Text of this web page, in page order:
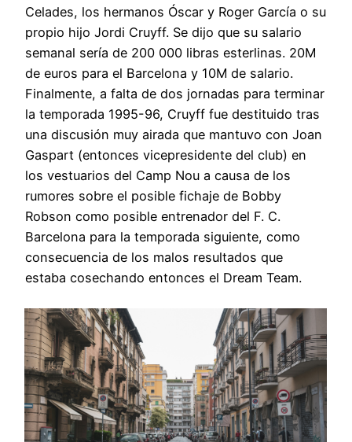
Celades, los hermanos Óscar y Roger García o su
propio hijo Jordi Cruyff. Se dijo que su salario
semanal sería de 200 000 libras esterlinas. 20M
de euros para el Barcelona y 10M de salario.
Finalmente, a falta de dos jornadas para terminar
la temporada 1995-96, Cruyff fue destituido tras
una discusión muy airada que mantuvo con Joan
Gaspart (entonces vicepresidente del club) en
los vestuarios del Camp Nou a causa de los
rumores sobre el posible fichaje de Bobby
Robson como posible entrenador del F. C.
Barcelona para la temporada siguiente, como
consecuencia de los malos resultados que
estaba cosechando entonces el Dream Team.